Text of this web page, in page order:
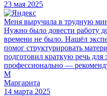
23 мая 2025
Меня выручила в трудную
Нужно было довести работу
времени не было. Нашёл
помог структурировать
подготовил краткую речь для
профессионально —
М
Маргарита
14 марта 2025